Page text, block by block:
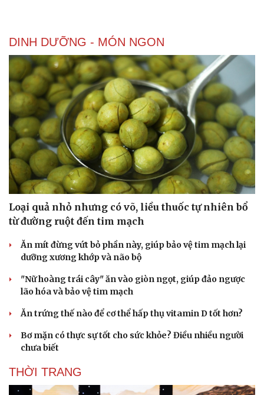
Du lịch
Tư vấn
check-in
Podcast
Cửa sổ tình yêu
DINH DƯỠNG - MÓN NGON
Loại quả nhỏ nhưng có võ, liều thuốc tự nhiên bổ
từ đường ruột đến tim mạch
Ăn mít đừng vứt bỏ phần này, giúp bảo vệ tim mạch lại
dưỡng xương khớp và não bộ
"Nữ hoàng trái cây" ăn vào giòn ngọt, giúp đảo ngược
lão hóa và bảo vệ tim mạch
Ăn trứng thế nào để cơ thể hấp thụ vitamin D tốt hơn?
Bơ mặn có thực sự tốt cho sức khỏe? Điều nhiều người
chưa biết
THỜI TRANG